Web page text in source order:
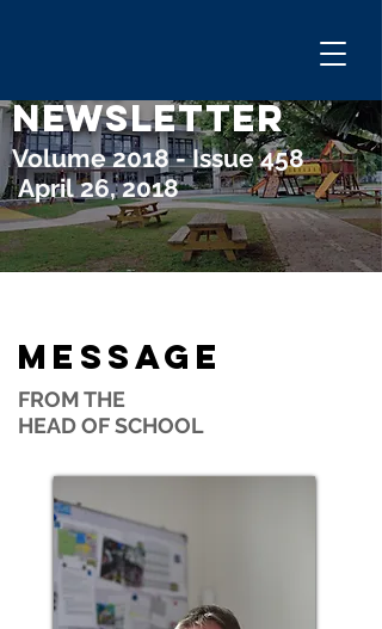
NEWSLETTER
Volume 2018 - Issue 458
April 26, 2018
MESSAGE
FROM THE
HEAD OF SCHOOL